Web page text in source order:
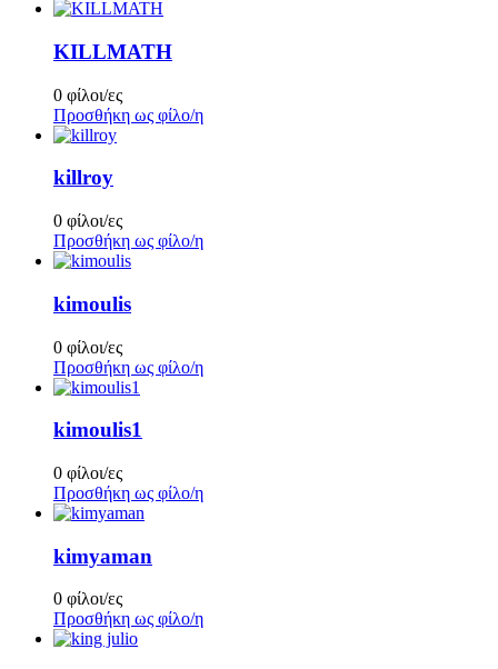
KILLMATH
0 φίλοι/ες
Προσθήκη ως φίλο/η
killroy
0 φίλοι/ες
Προσθήκη ως φίλο/η
kimoulis
0 φίλοι/ες
Προσθήκη ως φίλο/η
kimoulis1
0 φίλοι/ες
Προσθήκη ως φίλο/η
kimyaman
0 φίλοι/ες
Προσθήκη ως φίλο/η